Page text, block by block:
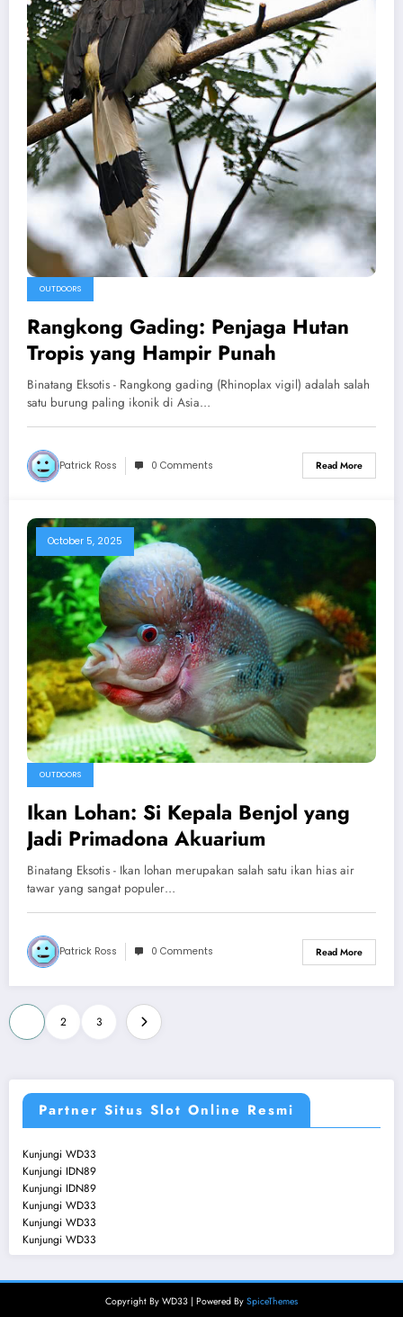
OUTDOORS
Rangkong Gading: Penjaga Hutan
Tropis yang Hampir Punah
Binatang Eksotis - Rangkong gading (Rhinoplax vigil) adalah salah
satu burung paling ikonik di Asia…
Patrick Ross 0 Comments Read More
October 5, 2025
OUTDOORS
Ikan Lohan: Si Kepala Benjol yang
Jadi Primadona Akuarium
Binatang Eksotis - Ikan lohan merupakan salah satu ikan hias air
tawar yang sangat populer…
Patrick Ross 0 Comments Read More
Posts
pagination
2 3
Partner Situs Slot Online Resmi
Kunjungi WD33
Kunjungi IDN89
Kunjungi IDN89
Kunjungi WD33
Kunjungi WD33
Kunjungi WD33
Copyright By WD33 | Powered By SpiceThemes